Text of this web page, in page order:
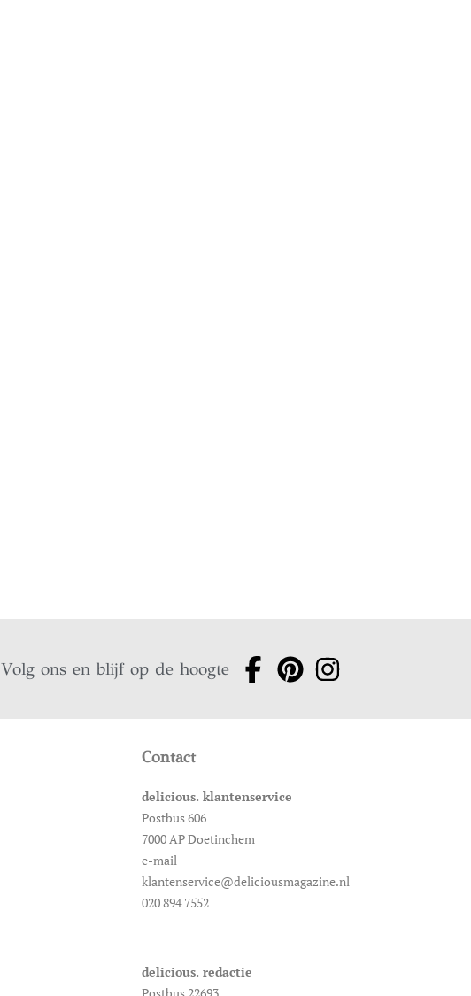
Volg ons en blijf op de hoogte
Contact
delicious. klantenservice
Postbus 606
7000 AP Doetinchem
e-mail
klantenservice@deliciousmagazine.nl
020 894 7552
delicious. redactie